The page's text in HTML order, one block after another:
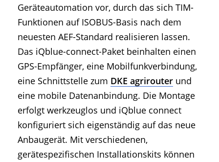
Geräteautomation vor, durch das sich TIM-
Funktionen auf ISOBUS-Basis nach dem
neuesten AEF-Standard realisieren lassen.
Das iQblue-connect-Paket beinhalten einen
GPS-Empfänger, eine Mobilfunkverbindung,
eine Schnittstelle zum DKE agrirouter und
eine mobile Datenanbindung. Die Montage
erfolgt werkzeuglos und iQblue connect
konfiguriert sich eigenständig auf das neue
Anbaugerät. Mit verschiedenen,
gerätespezifischen Installationskits können